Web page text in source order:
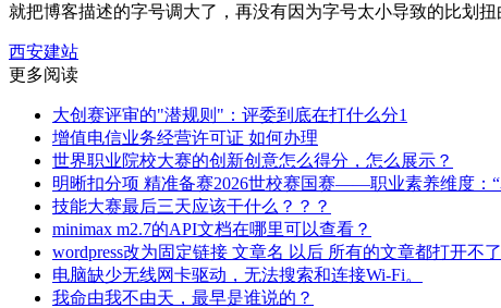
就把博客描述的字号调大了，再没有因为字号太小导致的比划
西安建站
更多阅读
大创赛评审的"潜规则"：评委到底在打什么分1
增值电信业务经营许可证 如何办理
世界职业院校大赛的创新创意怎么得分，怎么展示？
明晰扣分项 精准备赛2026世校赛国赛——职业素养维度：
技能大赛最后三天应该干什么？？？
minimax m2.7的API文档在哪里可以查看？
wordpress改为固定链接 文章名 以后 所有的文章都打开不
电脑缺少无线网卡驱动，无法搜索和连接Wi-Fi。
我命由我不由天，最早是谁说的？